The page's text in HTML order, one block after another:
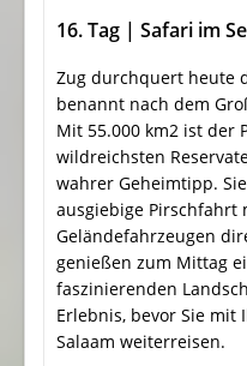
16. Tag | Safari im
Zug durchquert heute
benannt nach dem
Mit 55.000 km2 ist der
wildreichsten
wahrer Geheimtipp.
ausgiebige Pirschfahrt
Geländefahrzeugen
genießen zum Mittag
faszinierenden
Erlebnis, bevor Sie mit
Salaam weiterreisen.